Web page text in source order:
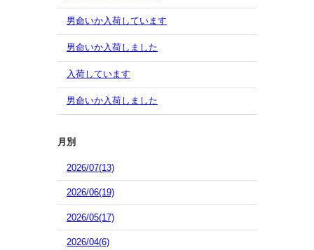
男命いか入荷しています
男命いか入荷しました
入荷しています
男命いか入荷しました
月別
2026/07(13)
2026/06(19)
2026/05(17)
2026/04(6)